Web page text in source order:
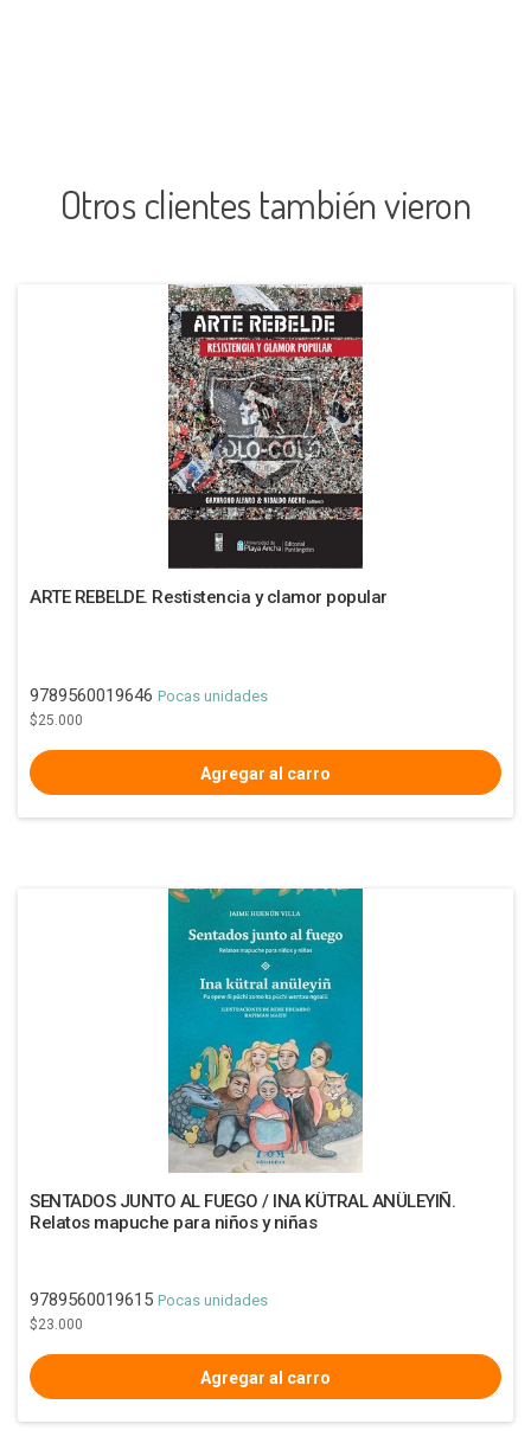
Otros clientes también vieron
ARTE REBELDE. Restistencia y clamor popular
9789560019646 Pocas unidades
$25.000
SENTADOS JUNTO AL FUEGO / INA KÜTRAL ANÜLEYIÑ.
Relatos mapuche para niños y niñas
9789560019615 Pocas unidades
$23.000